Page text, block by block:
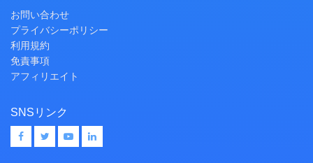
お問い合わせ
プライバシーポリシー
利用規約
免責事項
アフィリエイト
SNSリンク